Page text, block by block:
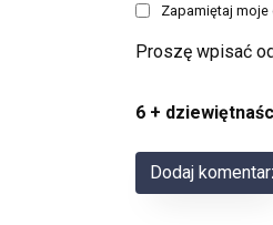
Zapamiętaj
Proszę wpisać
6 +